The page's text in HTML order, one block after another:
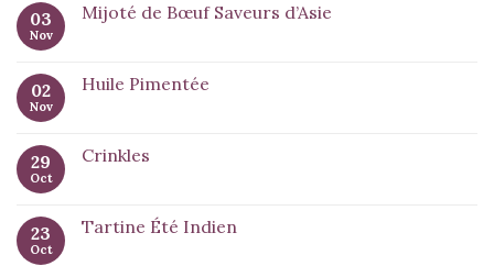
03
Nov
Mijoté de Bœuf Saveurs d’Asie
02
Nov
Huile Pimentée
29
Oct
Crinkles
23
Oct
Tartine Été Indien